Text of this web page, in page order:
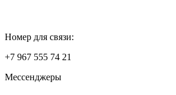
Номер для связи:
+7 967 555 74 21
Мессенджеры